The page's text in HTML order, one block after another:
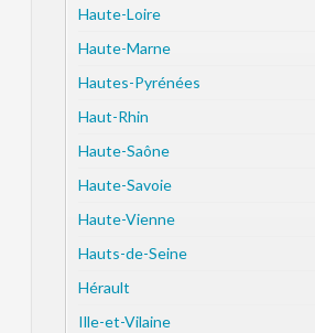
Haute-Loire
Haute-Marne
Hautes-Pyrénées
Haut-Rhin
Haute-Saône
Haute-Savoie
Haute-Vienne
Hauts-de-Seine
Hérault
Ille-et-Vilaine